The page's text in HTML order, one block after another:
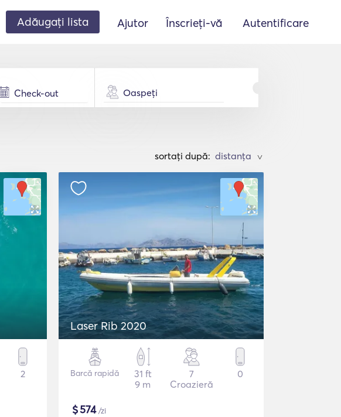
Adăugați lista Ajutor Înscrieți-vă Autentificare
Oaspeți
sortați după: >
2
Laser Rib 2020
Barcă rapidă
31 ft
9 m
7
Croazieră
0
$574/zi